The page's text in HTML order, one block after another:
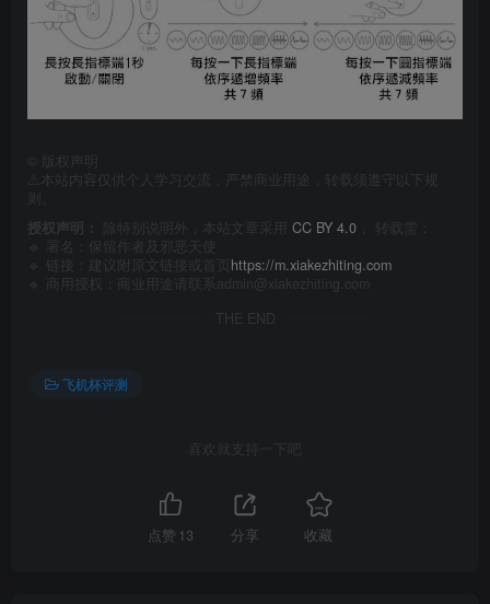
版权声明
⚠️本站内容仅供个人学习交流，严禁商业用途，转载须遵守以下规
授权声明：
除特别说明外，本站文章采用 CC BY 4.0 ， 转载需：
🔹 署名：保留作者及 邪恶天使
🔹 链接：建议附原文链接或首页 https://m.xiakezhiting.com
🔹 商用授权：商业用途请联系admin@xiakezhiting.com
THE END
飞机杯评测
喜欢就支持一下吧
点赞 13 分享 收藏